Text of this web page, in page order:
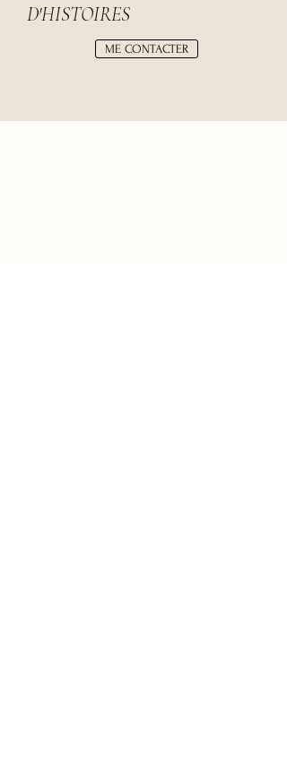
D'HISTOIRES
ME CONTACTER